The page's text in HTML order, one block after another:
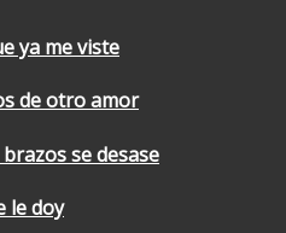
ya me viste
de otro amor
se desase
le doy